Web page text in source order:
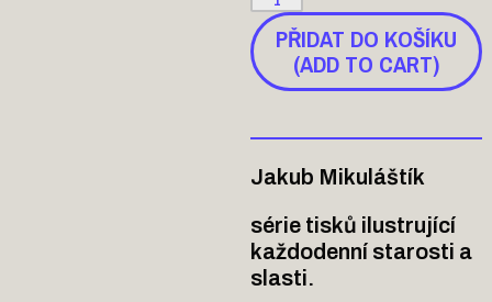
PŘIDAT DO KOŠÍKU
(ADD TO CART)
Jakub Mikuláštík
série tisků ilustrující
každodenní starosti a
slasti.